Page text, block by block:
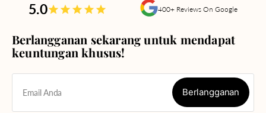
5.0 400+ Reviews On Google
Berlangganan sekarang untuk mendapat
keuntungan khusus!
Email Anda Berlangganan